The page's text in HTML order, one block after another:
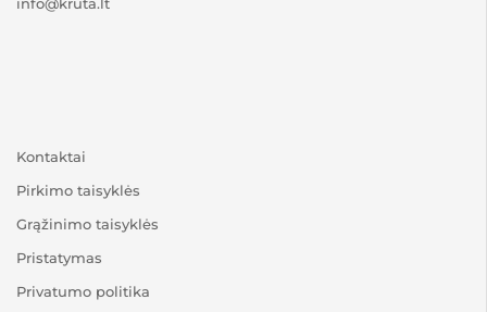
info@kruta.lt
Kontaktai
Pirkimo taisyklės
Grąžinimo taisyklės
Pristatymas
Privatumo politika